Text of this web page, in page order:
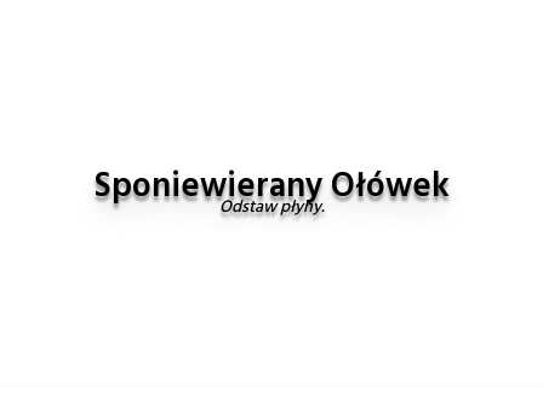
Sponiewierany Ołówek
Odstaw płyny.